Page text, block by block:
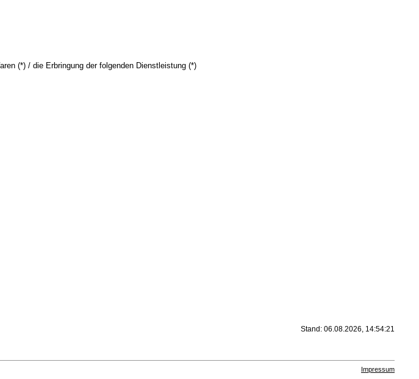
(*) / die Erbringung der folgenden Dienstleistung (*)
Stand: 06.08.2026, 14:54:21
Impressum